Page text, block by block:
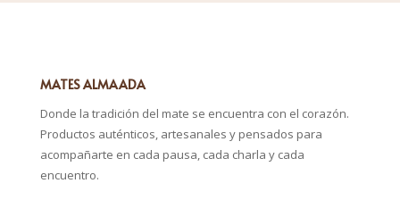
MATES ALMAADA
Donde la tradición del mate se encuentra con el corazón.
Productos auténticos, artesanales y pensados para
acompañarte en cada pausa, cada charla y cada
encuentro.